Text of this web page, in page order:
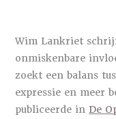
Wim Lankriet
onmiskenbare
zoekt een balans
expressie en meer
publiceerde in De